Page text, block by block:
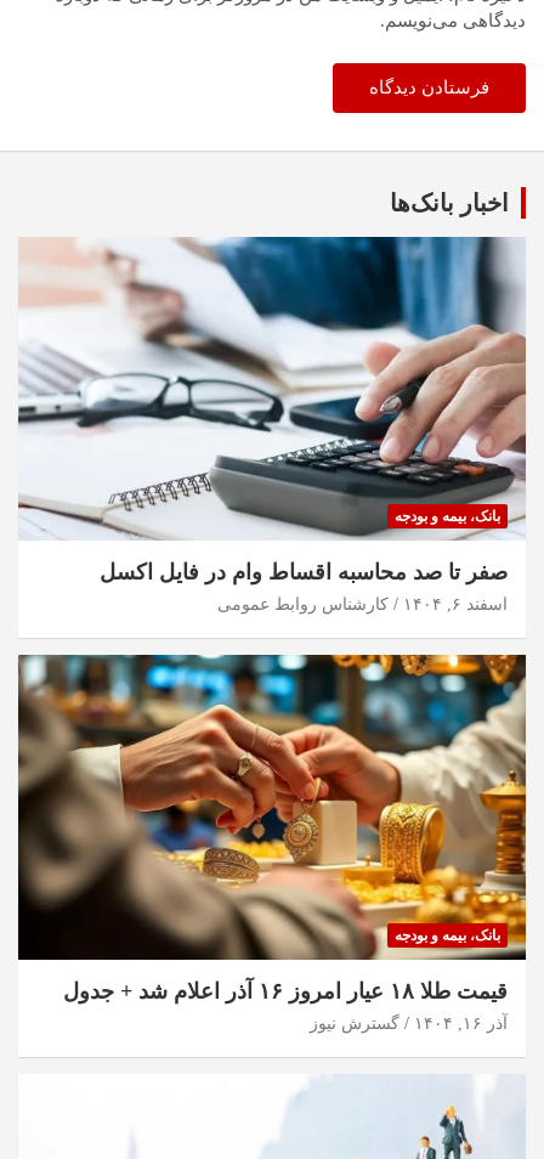
دیدگاهی می‌نویسم.
اخبار بانک‌ها
بانک، بیمه و بودجه
صفر تا صد محاسبه اقساط وام در فایل اکسل
اسفند ۶, ۱۴۰۴ کارشناس روابط عمومی
بانک، بیمه و بودجه
قیمت طلا ۱۸ عیار امروز ۱۶ آذر اعلام شد + جدول
آذر ۱۶, ۱۴۰۴ گسترش نیوز